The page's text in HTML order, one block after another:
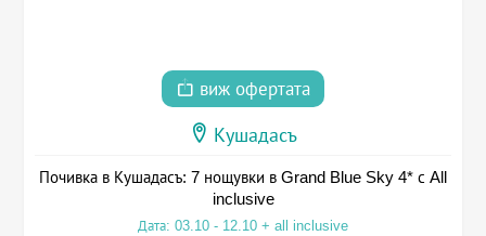
виж офертата
Кушадасъ
Почивка в Кушадасъ: 7 нощувки в Grand Blue Sky 4* с All
inclusive
Дата: 03.10 - 12.10 + all inclusive